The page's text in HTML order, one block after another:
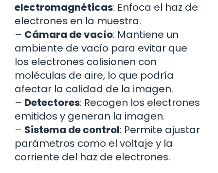
electromagnéticas: Enfoca el haz de
electrones en la muestra.
– Cámara de vacío: Mantiene un
ambiente de vacío para evitar que
los electrones colisionen con
moléculas de aire, lo que podría
afectar la calidad de la imagen.
– Detectores: Recogen los electrones
emitidos y generan la imagen.
– Sistema de control: Permite ajustar
parámetros como el voltaje y la
corriente del haz de electrones.